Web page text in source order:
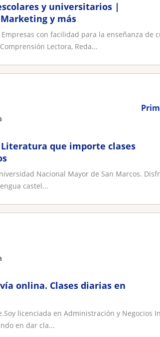
y universitarios |
y más
con facilidad para la enseñanza de
Lectora, Reda...
que importe clases
Nacional Mayor de San Marcos.
castel...
onlina. Clases diarias en
licenciada en Administración y Negocios
en dar cla...